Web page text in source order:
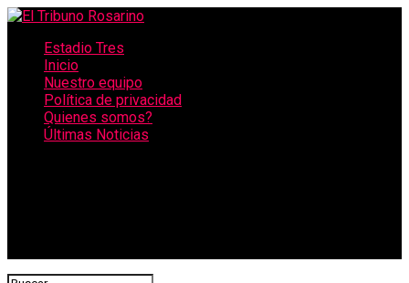
Estadio Tres
Inicio
Nuestro equipo
Política de privacidad
Quienes somos?
Últimas Noticias